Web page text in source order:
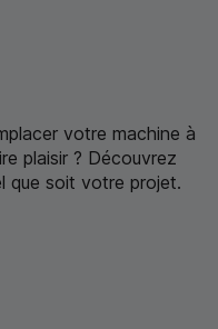
votre machine à
plaisir ? Découvrez
que soit votre projet.